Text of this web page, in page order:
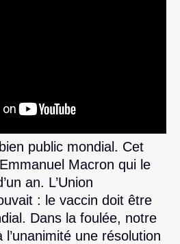
public mondial. Cet
Macron qui le
an. L’Union
: le vaccin doit être
Dans la foulée, notre
une résolution